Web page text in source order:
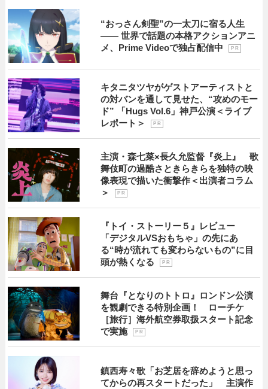
“おっさん剣聖”の一太刀に宿る人生
―― 世界で話題の本格アクションアニ
メ、Prime Videoで独占配信中
P R
キタニタツヤがゲストアーティストと
の対バンを通して見せた、“攻めのモー
ド” 「Hugs Vol.6」神戸公演＜ライブ
レポート＞
P R
主演・森七菜×長久允監督『炎上』 歌
舞伎町の過酷さときらきらを独特の映
像表現で描いた衝撃作＜出演者コラム
＞
P R
『トイ・ストーリー５』レビュー
「デジタルVSおもちゃ」の先にあ
る“時が流れても変わらないもの”に目
頭が熱くなる
P R
舞台『となりのトトロ』ロンドン公演
を観劇できる特別企画！ ローチケ
［旅行］海外航空券取扱スタート記念
で実施
P R
鎮西寿々歌「お芝居を辞めようと思っ
てからの再スタートだった」 主演作